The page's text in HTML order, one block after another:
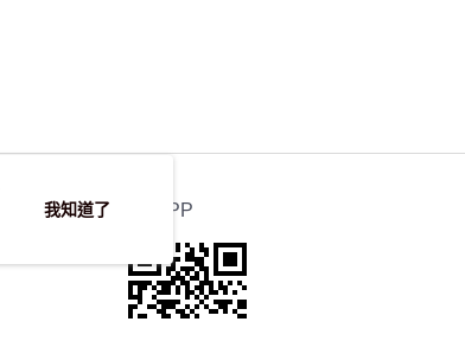
官方APP
我知道了